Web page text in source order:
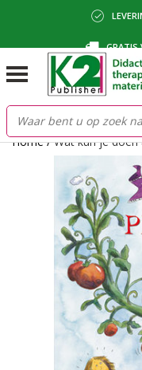
GRATIS
BETALING VIA
Home/Wat kun je